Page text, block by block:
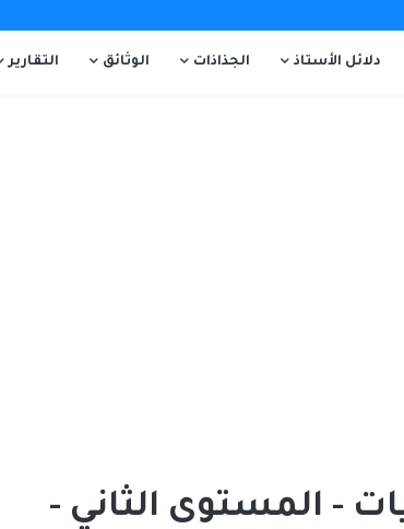
دلائل الأستاذ الجذاذات الوثائق التقارير
- المستوى الثاني -